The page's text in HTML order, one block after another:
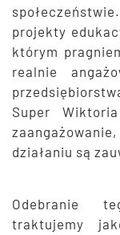
projekty
którym
realnie
Super
działaniu są
Odebranie
traktujemy